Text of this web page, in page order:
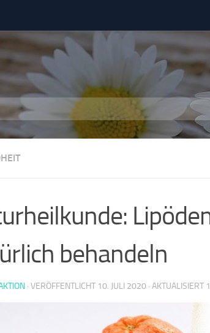
behandeln
· VERÖFFENTLICHT 10. JULI 2020 · AKTUALISIERT